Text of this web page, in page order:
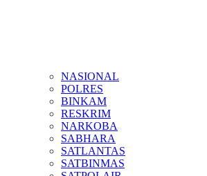
NASIONAL
POLRES
BINKAM
RESKRIM
NARKOBA
SABHARA
SATLANTAS
SATBINMAS